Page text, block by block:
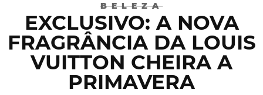
BELEZA
EXCLUSIVO: A NOVA
FRAGRÂNCIA DA LOUIS
VUITTON CHEIRA A
PRIMAVERA